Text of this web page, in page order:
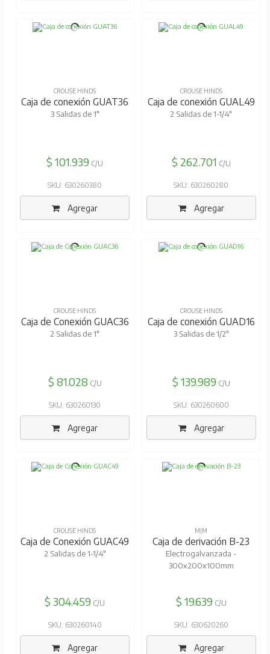
CROUSE HINDS
Caja de conexión GUAT36
3 Salidas de 1"
$ 101.939 C/U
SKU: 630260380
Agregar
CROUSE HINDS
Caja de conexión GUAL49
2 Salidas de 1-1/4"
$ 262.701 C/U
SKU: 630260280
Agregar
CROUSE HINDS
Caja de Conexión GUAC36
2 Salidas de 1"
$ 81.028 C/U
SKU: 630260130
Agregar
CROUSE HINDS
Caja de conexión GUAD16
3 Salidas de 1/2"
$ 139.989 C/U
SKU: 630260600
Agregar
CROUSE HINDS
Caja de Conexión GUAC49
2 Salidas de 1-1/4"
$ 304.459 C/U
SKU: 630260140
Agregar
MJM
Caja de derivación B-23
Electrogalvanzada -
300x200x100mm
$ 19.639 C/U
SKU: 630620260
Agregar